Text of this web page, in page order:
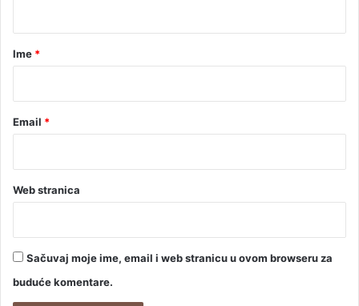
rIme *
Email *
Web stranica
Sačuvaj moje ime, email i web stranicu u ovom browseru za
buduće komentare.